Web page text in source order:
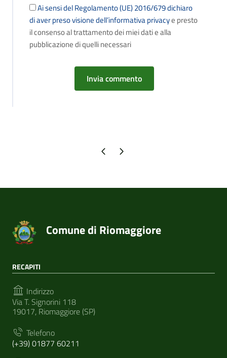
Ai sensi del Regolamento (UE) 2016/679 dichiaro
di aver preso visione dell’informativa privacye presto
il consenso al trattamento dei miei dati e alla
pubblicazione di quelli necessari
Pagina precedente
Pagina successiva
Comune di Riomaggiore
RECAPITI
Indirizzo
Via T. Signorini 118
19017, Riomaggiore (SP)
Telefono
(+39) 01877 60211